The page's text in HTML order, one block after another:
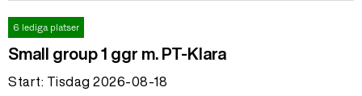
6 lediga platser
Small group 1 ggr m. PT-Klara
Start: Tisdag 2026-08-18